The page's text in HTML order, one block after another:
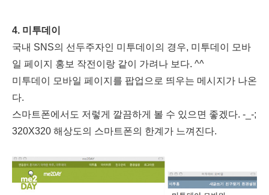
4. 미투데이
국내 SNS의 선두주자인 미투데이의 경우, 미투데이 모바
일 페이지 홍보 작전이랑 같이 가려나 보다. ^^
미투데이 모바일 페이지를 팝업으로 띄우는 메시지가 나온
다.
스마트폰에서도 저렇게 깔끔하게 볼 수 있으면 좋겠다. -_-;
320X320 해상도의 스마트폰의 한계가 느껴진다.